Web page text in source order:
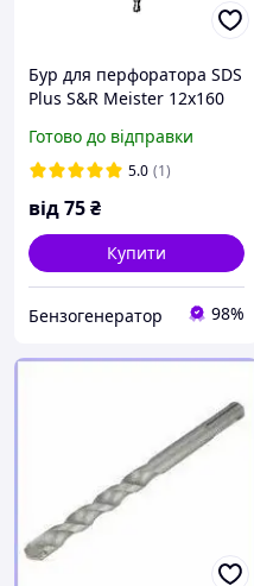
Бур для перфоратора SDS
Plus S&R Meister 12х160
Готово до відправки
5.0 (1)
від75₴
Купити
Бензогенератор 98%